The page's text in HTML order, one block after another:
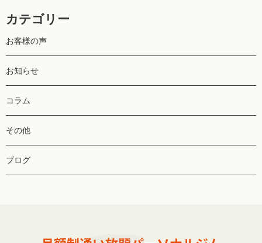
カテゴリー
お客様の声
お知らせ
コラム
その他
ブログ